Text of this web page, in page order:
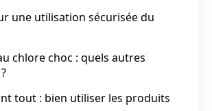
une utilisation sécurisée du
chlore choc : quels autres
tout : bien utiliser les produits